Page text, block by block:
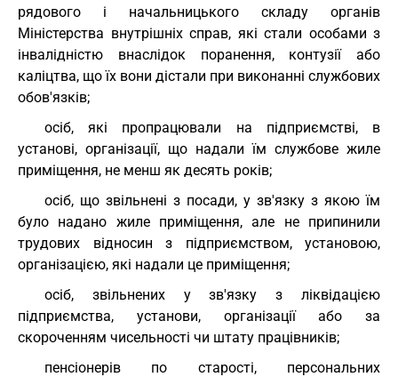
рядового і начальницького складу органів
Міністерства внутрішніх справ, які стали особами з
інвалідністю внаслідок поранення, контузії або
каліцтва, що їх вони дістали при виконанні службових
обов'язків;
осіб, які пропрацювали на підприємстві, в
установі, організації, що надали їм службове жиле
приміщення, не менш як десять років;
осіб, що звільнені з посади, у зв'язку з якою їм
було надано жиле приміщення, але не припинили
трудових відносин з підприємством, установою,
організацією, які надали це приміщення;
осіб, звільнених у зв'язку з ліквідацією
підприємства, установи, організації або за
скороченням чисельності чи штату працівників;
пенсіонерів по старості, персональних